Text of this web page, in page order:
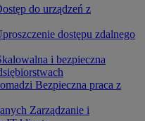
do urządzeń z
dostępu zdalnego
i bezpieczna
Bezpieczna praca z
Zarządzanie i